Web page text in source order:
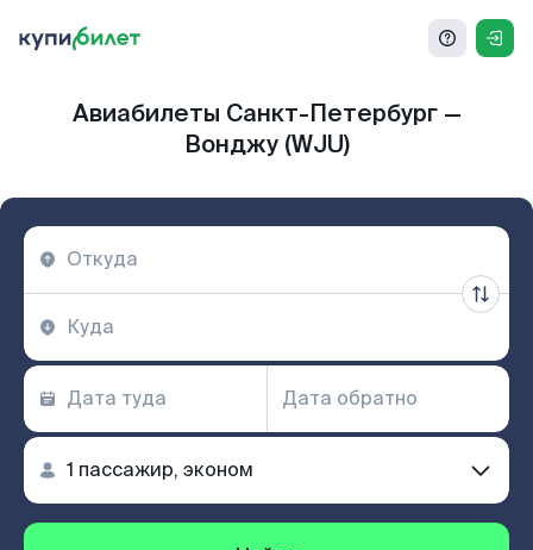
Авиабилеты Санкт-Петербург —
Вонджу (WJU)